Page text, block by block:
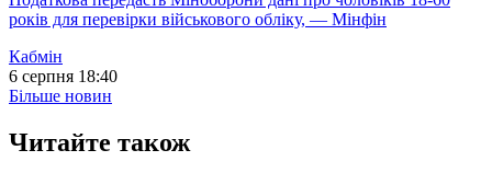
років для перевірки військового обліку, — Мінфін
Кабмін
6 серпня 18:40
Більше новин
Читайте також